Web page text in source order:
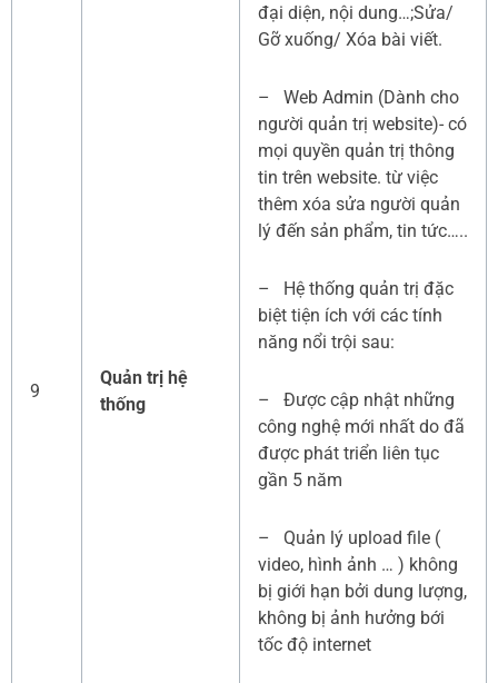
9
Quản trị hệ
thống
đại diện, nội dung…;Sửa/
Gỡ xuống/ Xóa bài viết.
– Web Admin (Dành cho
người quản trị website)- có
mọi quyền quản trị thông
tin trên website. từ việc
thêm xóa sửa người quản
lý đến sản phẩm, tin tức…..
– Hệ thống quản trị đặc
biệt tiện ích với các tính
năng nổi trội sau:
– Được cập nhật những
công nghệ mới nhất do đã
được phát triển liên tục
gần 5 năm
– Quản lý upload file (
video, hình ảnh … ) không
bị giới hạn bởi dung lượng,
không bị ảnh hưởng bới
tốc độ internet